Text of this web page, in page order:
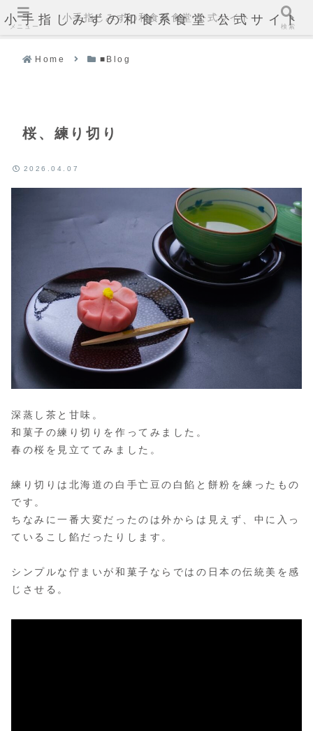
小手指しみずの和食系食堂 公式サイト
Home ■Blog
桜、練り切り
2026.04.07
深蒸し茶と甘味。
和菓子の練り切りを作ってみました。
春の桜を見立ててみました。
練り切りは北海道の白手亡豆の白餡と餅粉を練ったもの
です。
ちなみに一番大変だったのは外からは見えず、中に入っ
ているこし餡だったりします。
シンプルな佇まいが和菓子ならではの日本の伝統美を感
じさせる。
メニュー
小手指しみずの和食系食堂 公式サイト
検索